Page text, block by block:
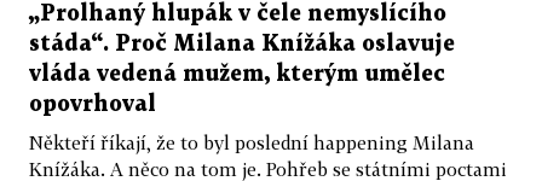
„Prolhaný hlupák v čele nemyslícího
stáda“. Proč Milana Knížáka oslavuje
vláda vedená mužem, kterým umělec
opovrhoval
Někteří říkají, že to byl poslední happening Milana
Knížáka. A něco na tom je. Pohřeb se státními poctami